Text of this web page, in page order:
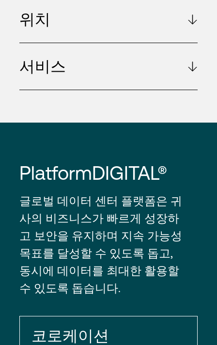
위치
서비스
PlatformDIGITAL®
글로벌 데이터 센터 플랫폼은 귀
사의 비즈니스가 빠르게 성장하
고 보안을 유지하며 지속 가능성
목표를 달성할 수 있도록 돕고,
동시에 데이터를 최대한 활용할
수 있도록 돕습니다.
코로케이션